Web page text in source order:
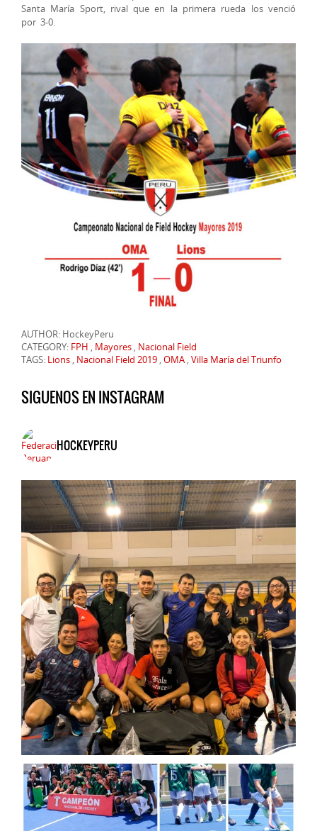
Santa María Sport, rival que en la primera rueda los venció
por 3-0.
AUTHOR: HockeyPeru
CATEGORY: FPH , Mayores , Nacional Field
TAGS: Lions , Nacional Field 2019 ,OMA ,Villa María del Triunfo
SIGUENOS EN INSTAGRAM
HOCKEYPERU